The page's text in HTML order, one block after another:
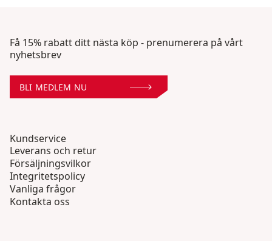
Få 15% rabatt ditt nästa köp - prenumerera på vårt
nyhetsbrev
BLI MEDLEM NU
Kundservice
Leverans och retur
Försäljningsvilkor
Integritetspolicy
Vanliga frågor
Kontakta oss